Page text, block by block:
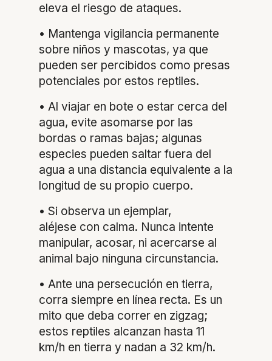
eleva el riesgo de ataques.
• Mantenga vigilancia permanente
sobre niños y mascotas, ya que
pueden ser percibidos como presas
potenciales por estos reptiles.
• Al viajar en bote o estar cerca del
agua, evite asomarse por las
bordas o ramas bajas; algunas
especies pueden saltar fuera del
agua a una distancia equivalente a la
longitud de su propio cuerpo.
• Si observa un ejemplar,
aléjese con calma. Nunca intente
manipular, acosar, ni acercarse al
animal bajo ninguna circunstancia.
• Ante una persecución en tierra,
corra siempre en línea recta. Es un
mito que deba correr en zigzag;
estos reptiles alcanzan hasta 11
km/h en tierra y nadan a 32 km/h.